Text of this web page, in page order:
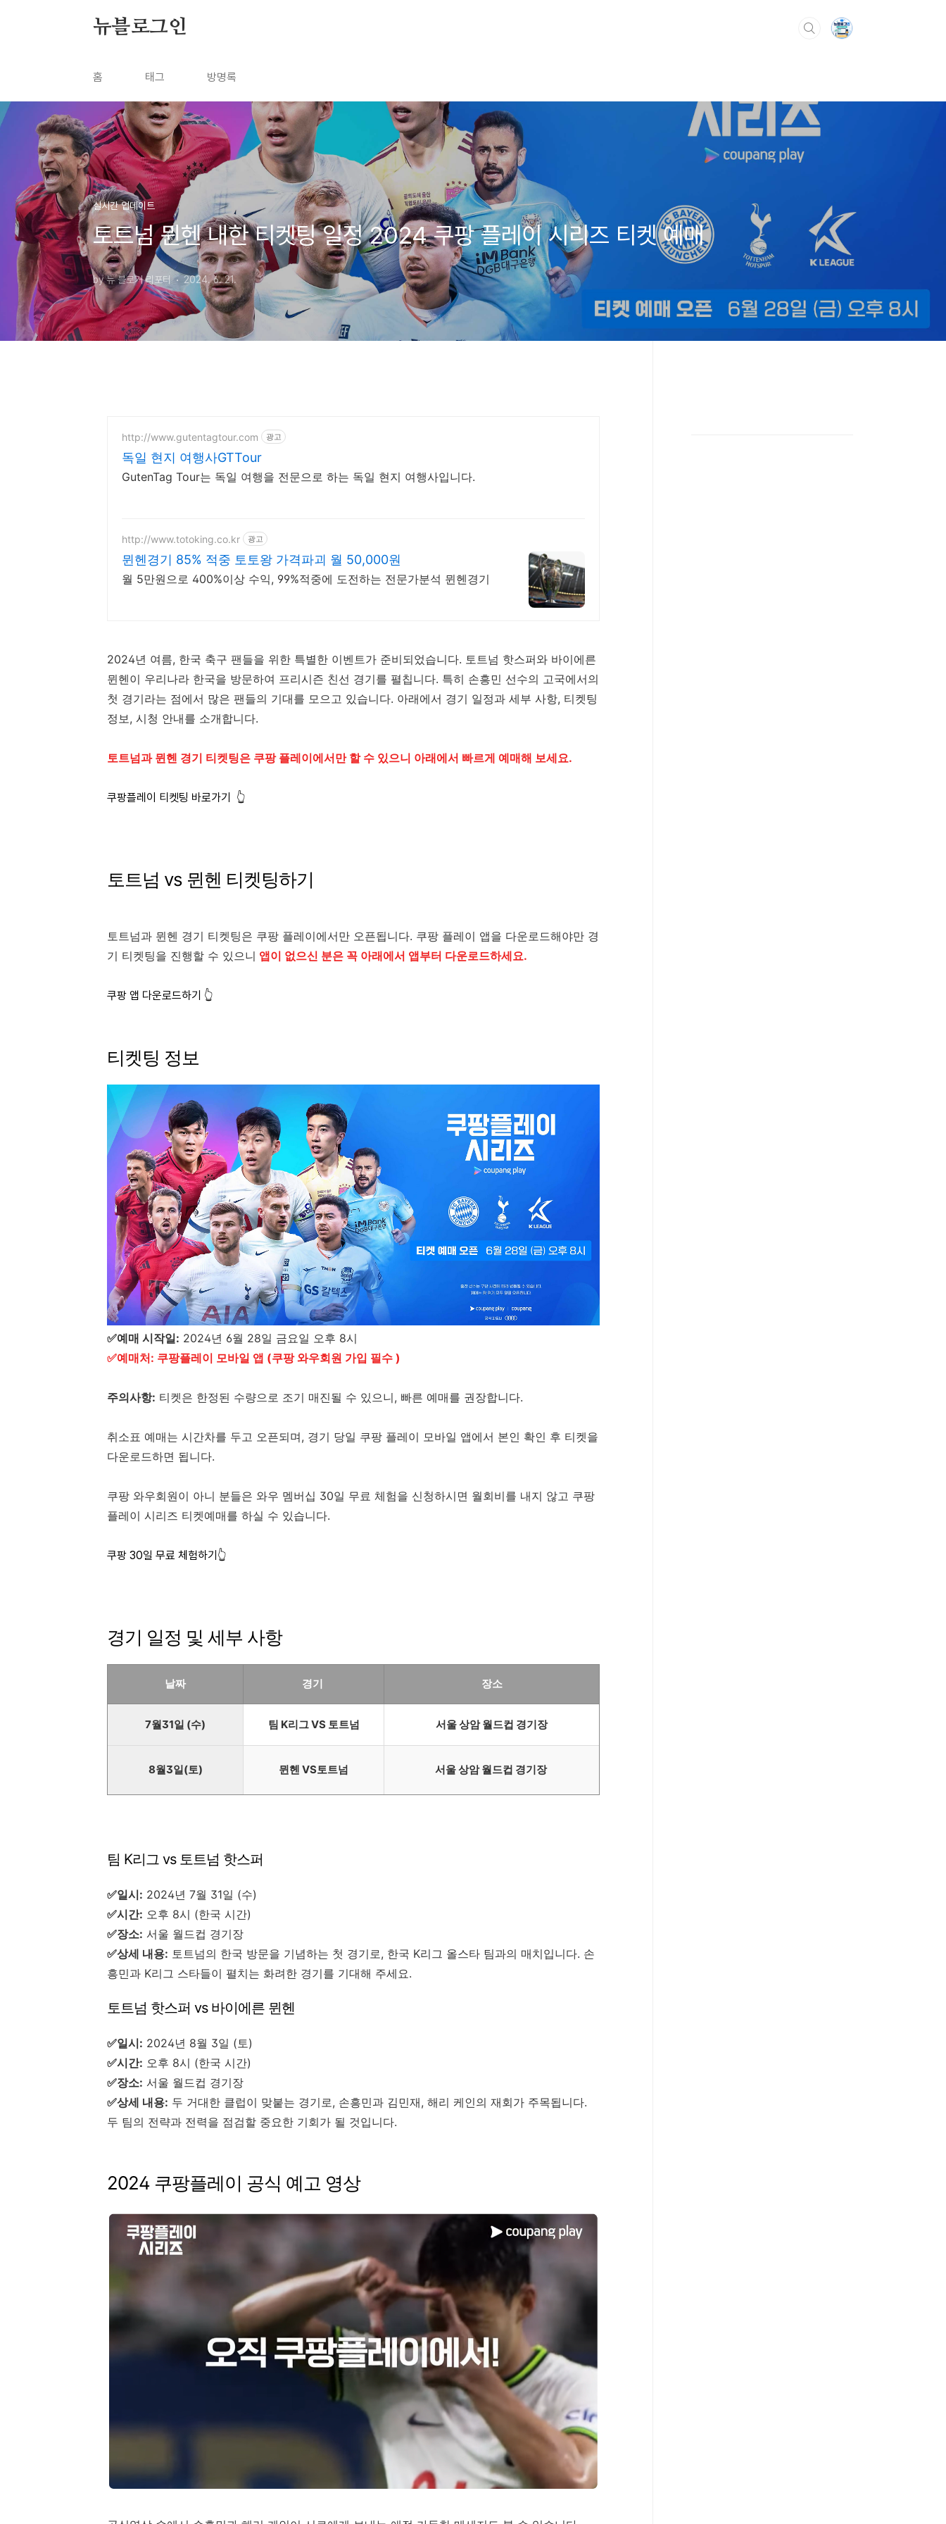
뉴블로그인
홈 태그 방명록
실시간 업데이트
토트넘 뮌헨 내한 티켓팅 일정 2024 쿠팡 플레이 시리즈 티켓 예매
by 뉴 블로거 리포터 2024. 6. 21.
http://www.gutentagtour.com 광고
독일 현지 여행사GTTour
GutenTag Tour는 독일 여행을 전문으로 하는 독일 현지 여행사입니다.
http://www.totoking.co.kr 광고
뮌헨경기 85% 적중 토토왕 가격파괴 월 50,000원
월 5만원으로 400%이상 수익, 99%적중에 도전하는 전문가분석 뮌헨경기
2024년 여름, 한국 축구 팬들을 위한 특별한 이벤트가 준비되었습니다. 토트넘 핫스퍼와 바이에른
뮌헨이 우리나라 한국을 방문하여 프리시즌 친선 경기를 펼칩니다. 특히 손흥민 선수의 고국에서의
첫 경기라는 점에서 많은 팬들의 기대를 모으고 있습니다. 아래에서 경기 일정과 세부 사항, 티켓팅
정보, 시청 안내를 소개합니다.
토트넘과 뮌헨 경기 티켓팅은 쿠팡 플레이에서만 할 수 있으니 아래에서 빠르게 예매해 보세요.
쿠팡플레이 티켓팅 바로가기 👆
토트넘 vs 뮌헨 티켓팅하기
토트넘과 뮌헨 경기 티켓팅은 쿠팡 플레이에서만 오픈됩니다. 쿠팡 플레이 앱을 다운로드해야만 경
기 티켓팅을 진행할 수 있으니 앱이 없으신 분은 꼭 아래에서 앱부터 다운로드하세요.
쿠팡 앱 다운로드하기 👆
티켓팅 정보
✅예매 시작일: 2024년 6월 28일 금요일 오후 8시
✅예매처: 쿠팡플레이 모바일 앱 (쿠팡 와우회원 가입 필수 )
주의사항: 티켓은 한정된 수량으로 조기 매진될 수 있으니, 빠른 예매를 권장합니다.
취소표 예매는 시간차를 두고 오픈되며, 경기 당일 쿠팡 플레이 모바일 앱에서 본인 확인 후 티켓을
다운로드하면 됩니다.
쿠팡 와우회원이 아니 분들은 와우 멤버십 30일 무료 체험을 신청하시면 월회비를 내지 않고 쿠팡
플레이 시리즈 티켓예매를 하실 수 있습니다.
쿠팡 30일 무료 체험하기👆
경기 일정 및 세부 사항
날짜 경기 장소
7월31일 (수) 팀 K리그 VS 토트넘 서울 상암 월드컵 경기장
8월3일(토) 뮌헨 VS토트넘 서울 상암 월드컵 경기장
팀 K리그 vs 토트넘 핫스퍼
✅일시: 2024년 7월 31일 (수)
✅시간: 오후 8시 (한국 시간)
✅장소: 서울 월드컵 경기장
✅상세 내용: 토트넘의 한국 방문을 기념하는 첫 경기로, 한국 K리그 올스타 팀과의 매치입니다. 손
흥민과 K리그 스타들이 펼치는 화려한 경기를 기대해 주세요.
토트넘 핫스퍼 vs 바이에른 뮌헨
✅일시: 2024년 8월 3일 (토)
✅시간: 오후 8시 (한국 시간)
✅장소: 서울 월드컵 경기장
✅상세 내용: 두 거대한 클럽이 맞붙는 경기로, 손흥민과 김민재, 해리 케인의 재회가 주목됩니다.
두 팀의 전략과 전력을 점검할 중요한 기회가 될 것입니다.
2024 쿠팡플레이 공식 예고 영상